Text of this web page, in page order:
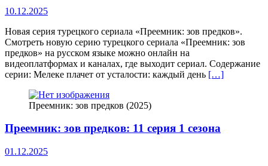
10.12.2025
Новая серия турецкого сериала «Преемник: зов предков».
Смотреть новую серию турецкого сериала «Преемник: зов
предков» на русском языке можно онлайн на
видеоплатформах и каналах, где выходит сериал. Содержание
серии: Мелеке плачет от усталости: каждый день […]
Преемник: зов предков (2025)
Преемник: зов предков: 11 серия 1 сезона
01.12.2025